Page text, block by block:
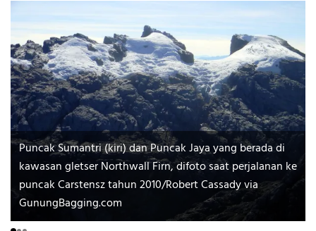
Puncak Sumantri (kiri) dan Puncak Jaya yang berada di
kawasan gletser Northwall Firn, difoto saat perjalanan ke
puncak Carstensz tahun 2010/Robert Cassady via
GunungBagging.com